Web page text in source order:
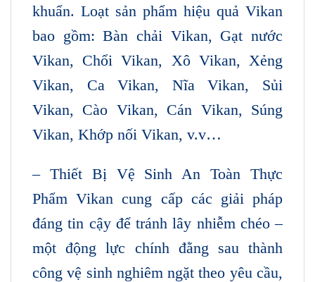
khuẩn. Loạt sản phẩm hiệu quả Vikan
bao gồm: Bàn chải Vikan, Gạt nước
Vikan, Chổi Vikan, Xô Vikan, Xẻng
Vikan, Ca Vikan, Nĩa Vikan, Sủi
Vikan, Cào Vikan, Cán Vikan, Súng
Vikan, Khớp nối Vikan, v.v…
– Thiết Bị Vệ Sinh An Toàn Thực
Phẩm Vikan cung cấp các giải pháp
đáng tin cậy để tránh lây nhiễm chéo –
một động lực chính đằng sau thành
công vệ sinh nghiêm ngặt theo yêu cầu,